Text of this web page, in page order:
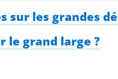
sur les grandes
le grand large ?